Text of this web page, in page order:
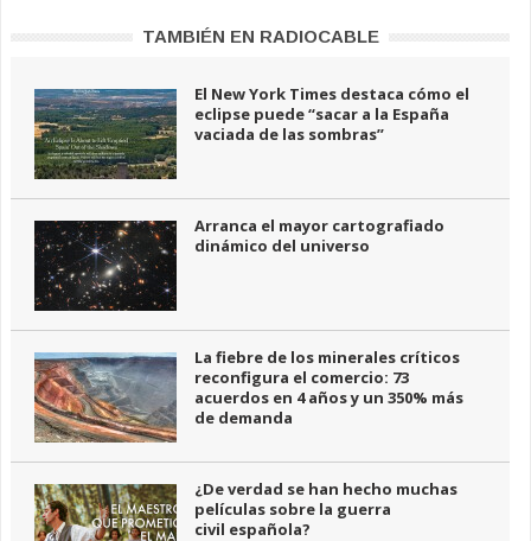
TAMBIÉN EN RADIOCABLE
El New York Times destaca cómo el
eclipse puede “sacar a la España
vaciada de las sombras”
Arranca el mayor cartografiado
dinámico del universo
La fiebre de los minerales críticos
reconfigura el comercio: 73
acuerdos en 4 años y un 350% más
de demanda
¿De verdad se han hecho muchas
películas sobre la guerra
civil española?